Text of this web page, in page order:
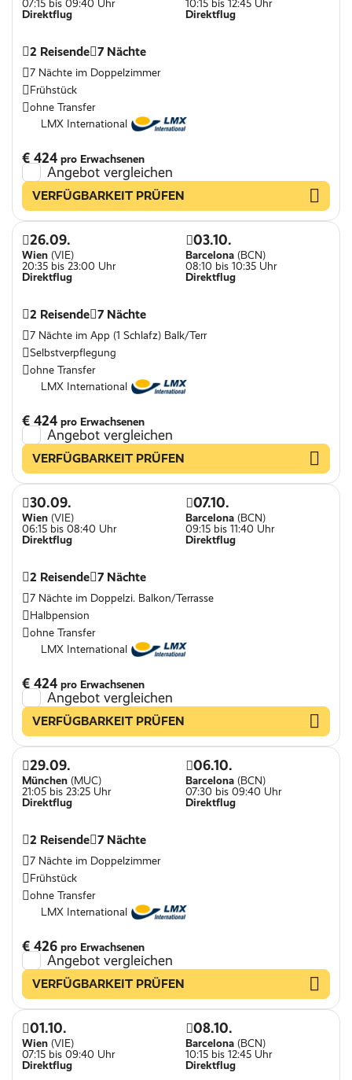
07:15 bis 09:40 Uhr
Direktflug
10:15 bis 12:45 Uhr
Direktflug
2 Reisende 7 Nächte
7 Nächte im Doppelzimmer
Frühstück
ohne Transfer
LMX International
€ 424 pro Erwachsenen
Angebot vergleichen
VERFÜGBARKEIT PRÜFEN
26.09.
Wien (VIE)
20:35 bis 23:00 Uhr
Direktflug
03.10.
Barcelona (BCN)
08:10 bis 10:35 Uhr
Direktflug
2 Reisende 7 Nächte
7 Nächte im App (1 Schlafz) Balk/Terr
Selbstverpflegung
ohne Transfer
LMX International
€ 424 pro Erwachsenen
Angebot vergleichen
VERFÜGBARKEIT PRÜFEN
30.09.
Wien (VIE)
06:15 bis 08:40 Uhr
Direktflug
07.10.
Barcelona (BCN)
09:15 bis 11:40 Uhr
Direktflug
2 Reisende 7 Nächte
7 Nächte im Doppelzi. Balkon/Terrasse
Halbpension
ohne Transfer
LMX International
€ 424 pro Erwachsenen
Angebot vergleichen
VERFÜGBARKEIT PRÜFEN
29.09.
München (MUC)
21:05 bis 23:25 Uhr
Direktflug
06.10.
Barcelona (BCN)
07:30 bis 09:40 Uhr
Direktflug
2 Reisende 7 Nächte
7 Nächte im Doppelzimmer
Frühstück
ohne Transfer
LMX International
€ 426 pro Erwachsenen
Angebot vergleichen
VERFÜGBARKEIT PRÜFEN
01.10.
Wien (VIE)
07:15 bis 09:40 Uhr
Direktflug
08.10.
Barcelona (BCN)
10:15 bis 12:45 Uhr
Direktflug